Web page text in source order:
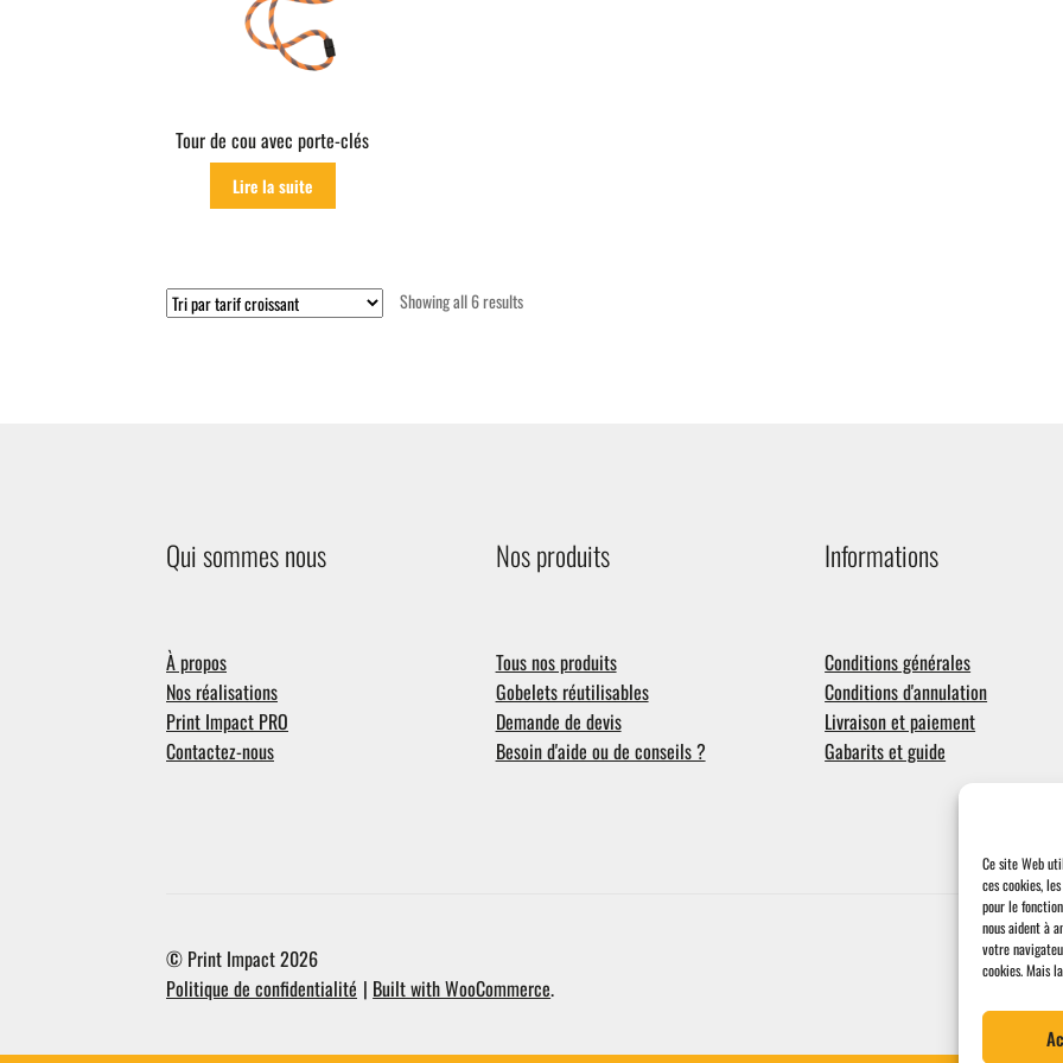
Ce site Web
ces cookies,
pour le
nous aident à
votre
cookies.Mais
Tour de cou avec porte-clés
Lire la suite
Showing all 6 resultsSorted
Qui sommes nous
À propos
Nos réalisations
Print Impact PRO
Contactez-nous
Nos produits
Tous nos produits
Gobelets réutilisables
Demande de devis
Besoin d'aide ou de conseils ?
Informations
Conditions générales
Conditions d'annulation
Livraison et paiement
Gabarits et guide
© Print Impact 2026
Politique de confidentialité
Built with WooCommerce.